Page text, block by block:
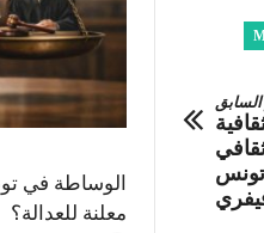
تونس
الوساطة في
معلنة للعدالة؟